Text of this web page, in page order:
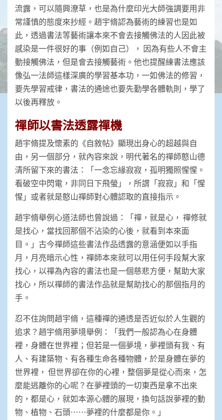
流露，可以隨興潦草，也是為什麼印光大師強調要用非
常謹慎的態度來抄經。趙宇脩認為藝術的練習也是如
此，透過書法等藝術讓本來不會去接觸佛法的人因此被
感染是一件很好的事（例如自己）， 因為有些人不會主
動接觸佛法，但是會去接觸藝術。他也提醒練書法應該
像弘一法師這樣深廣的學習基本功，一如佛法的修習，
要先學習戒律，書法的通途也要先勤學各體軌則，學了
以後再釋放。
禪師以書法透露禪機
趙宇脩提及懷素的《自敘帖》顯現出身心的超越與自
由，另一個部分，就內容來說，明代著名的禪師憨山德
清所留下來的書法：「一念忘緣寂寂，孤明獨照惺惺。
看破空中閃電，非同日下飛螢」，所謂「寂寂」和「惺
惺」或者就是憨山禪師對心體認取的直接指示。
趙宇脩舉例心道法師也曾說過：「禪，就是心， 禪修就
是找心，當找回那個不沾染的心後，就看到本來面
目。」古今禪師這些書法作品透露的意涵便如以手指
月，月亮暗示心性，禪師本來就可以用任何手段幫大家
找心，以禪為內容的書法也是一個慈悲方便，幫助大家
找心，所以禪師的書法作品就是幫助找心的那個指月的
手。
忍不住詢問趙宇脩，這種禪的通透是否近似於人生觀的
追求？趙宇脩用夢境舉例：「我們一般認為心在身體
裡，身體在世界裡；但若是一個夢境，夢裡頭有我、有
人、有建築物、有各種生命各種物體，於是身體在夢的
世界裡， 但世界卻在你的心裡，整個夢是從心而來，怎
麼能逃離你的心呢？在夢裡頭的一切東西是拿不出來
的，都是心，就如本源心體的展現，換句話說夢裡的動
物、植物、石頭⋯⋯夢裡的什麼都是你。」